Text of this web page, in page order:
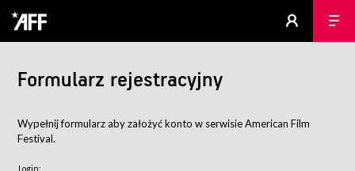
Formularz rejestracyjny
Wypełnij formularz aby założyć konto w serwisie American Film
Festival.
Login: